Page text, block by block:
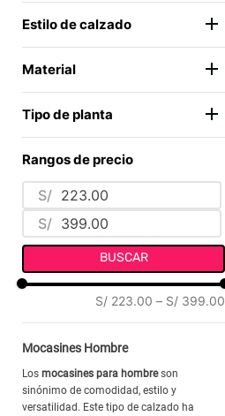
NEGRO (4)
Estilo de calzado
VESTIR (4 )
Material
CUERO LISO ( 1)
CUERO NAPA (3)
Tipo de planta
HTPU
1)
Rangos de precio
S/
S/
BUSCAR
S/ 223.00 – S/ 399.00
Mocasines Hombre
Los mocasines para hombreson
sinónimo de comodidad, estilo y
versatilidad. Este tipo de calzado ha